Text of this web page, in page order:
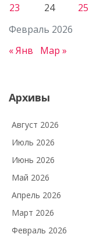
Февраль 2026
23
24 25
« Янв Мар »
Архивы
Август 2026
Июль 2026
Июнь 2026
Май 2026
Апрель 2026
Март 2026
Февраль 2026